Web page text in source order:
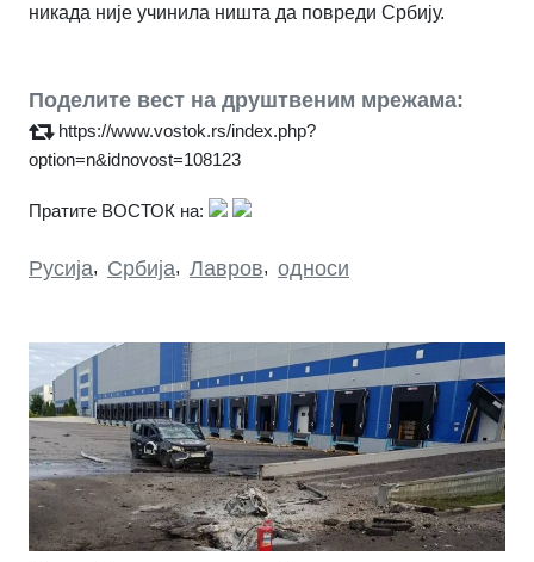
никада није учинила ништа да повреди Србију.
Поделите вест на друштвеним мрежама:
https://www.vostok.rs/index.php?
option=n&idnovost=108123
Пратите ВОСТОК на:
Русија, Србија, Лавров, односи